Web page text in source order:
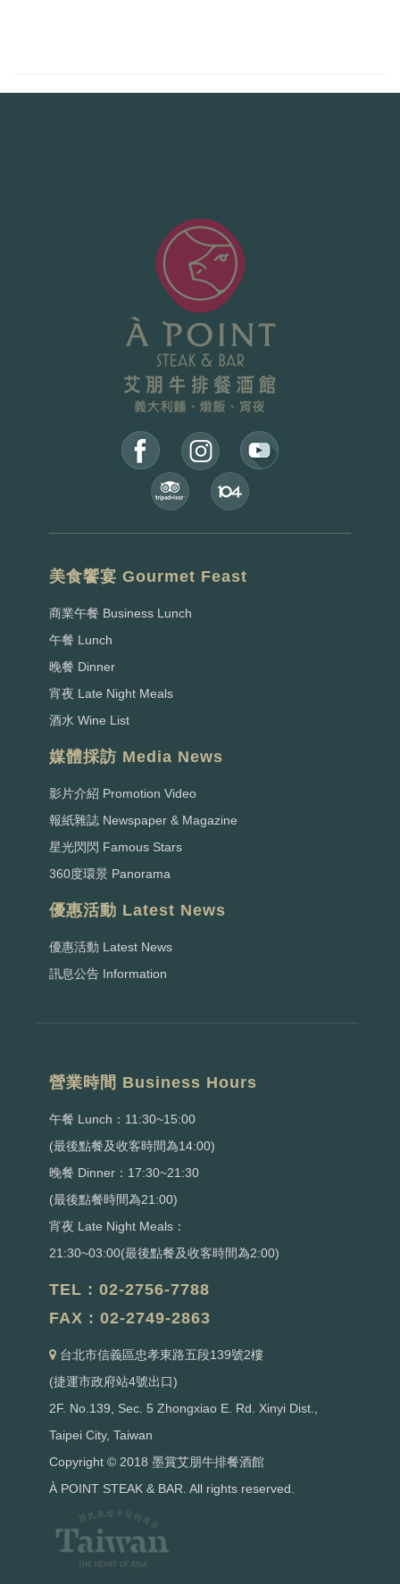
美食饗宴 Gourmet Feast
商業午餐 Business Lunch
午餐 Lunch
晚餐 Dinner
宵夜 Late Night Meals
酒水 Wine List
媒體採訪 Media News
影片介紹 Promotion Video
報紙雜誌 Newspaper & Magazine
星光閃閃 Famous Stars
360度環景 Panorama
優惠活動 Latest News
優惠活動 Latest News
訊息公告 Information
營業時間 Business Hours
午餐 Lunch：11:30~15:00
(最後點餐及收客時間為14:00)
晚餐 Dinner：17:30~21:30
(最後點餐時間為21:00)
宵夜 Late Night Meals：
21:30~03:00(最後點餐及收客時間為2:00)
TEL : 02-2756-7788
FAX : 02-2749-2863
台北市信義區忠孝東路五段139號2樓
(捷運市政府站4號出口)
2F. No.139, Sec. 5 Zhongxiao E. Rd. Xinyi Dist.,
Taipei City, Taiwan
Copyright © 2018 墨賞艾朋牛排餐酒館
À POINT STEAK & BAR. All rights reserved.